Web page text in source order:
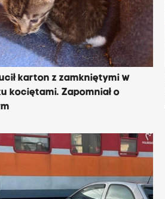
karton z zamkniętymi w
kociętami. Zapomniał o